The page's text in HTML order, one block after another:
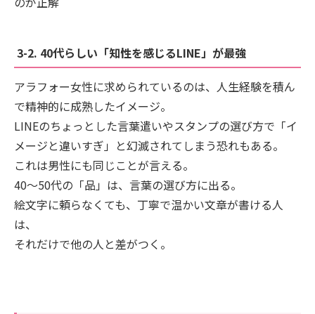
3-2. 40代らしい「知性を感じるLINE」が最強
アラフォー女性に求められているのは、人生経験を積ん
で精神的に成熟したイメージ。
LINEのちょっとした言葉遣いやスタンプの選び方で「イ
メージと違いすぎ」と幻滅されてしまう恐れもある。
これは男性にも同じことが言える。
40〜50代の「品」は、言葉の選び方に出る。
絵文字に頼らなくても、丁寧で温かい文章が書ける人
は、
それだけで他の人と差がつく。